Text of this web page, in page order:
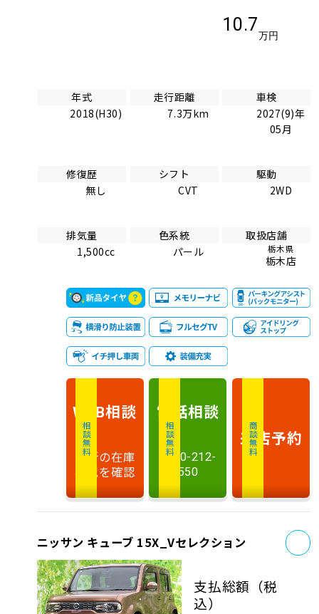
10.7
万円
年式
2018(H30)
走行距離
7.3万km
車検
2027(9)年
05月
修復歴
無し
シフト
CVT
駆動
2WD
排気量
1,500cc
色系統
パール
取扱店舗
栃木県
栃木店
相談無料
WEB相談
最新の在庫
状況を確認
相談無料
電話相談
0120-212-
550
商談無料
来店予約
ニッサン キューブ 15X_Vセレクション
支払総額 （税
込）